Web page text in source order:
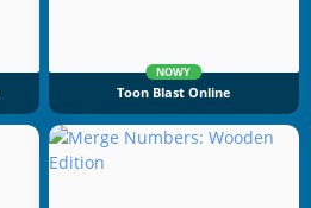
NOWY
Toon Blast Online